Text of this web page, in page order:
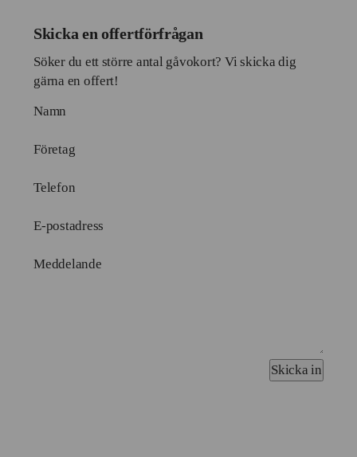
Skicka en offertförfrågan
Söker du ett större antal gåvokort? Vi skicka dig
gärna en offert!
Namn
Företag
Telefon
E-postadress
Meddelande
Skicka in